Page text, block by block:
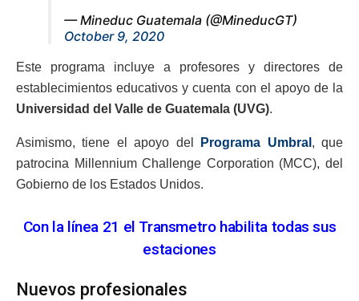
— Mineduc Guatemala (@MineducGT)
October 9, 2020
Este programa incluye a profesores y directores de
establecimientos educativos y cuenta con el apoyo de la
Universidad del Valle de Guatemala (UVG).
Asimismo, tiene el apoyo del Programa Umbral , que
patrocina Millennium Challenge Corporation (MCC), del
Gobierno de los Estados Unidos.
Con la línea 21 el Transmetro habilita todas sus
estaciones
Nuevos profesionales